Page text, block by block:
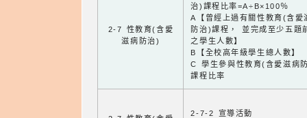
2-7 性教育(含愛
滋病防治)
治)課程比率=A÷B×100％
A【曾經上過有關性教育(含愛
防治)課程， 並完成至少五題
之學生人數】
B【全校高年級學生總人數】
C 學生參與性教育(含愛滋病
課程比率
2-7-2 宣導活動